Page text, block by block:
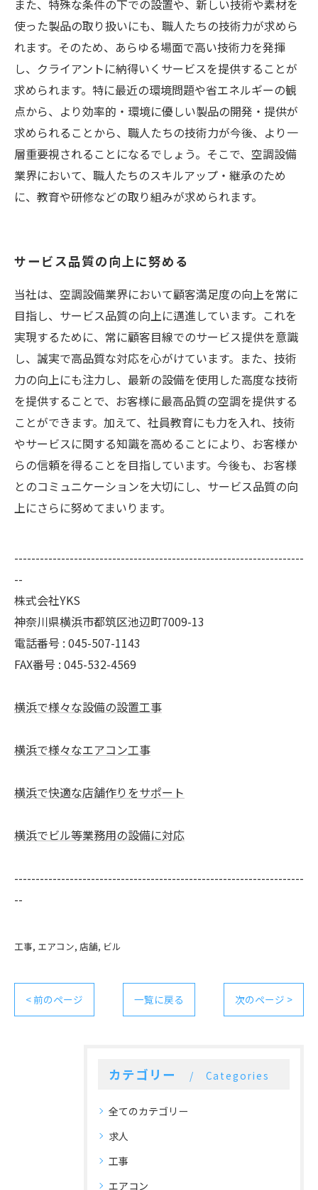
また、特殊な条件の下での設置や、新しい技術や素材を
使った製品の取り扱いにも、職人たちの技術力が求めら
れます。そのため、あらゆる場面で高い技術力を発揮
し、クライアントに納得いくサービスを提供することが
求められます。特に最近の環境問題や省エネルギーの観
点から、より効率的・環境に優しい製品の開発・提供が
求められることから、職人たちの技術力が今後、より一
層重要視されることになるでしょう。そこで、空調設備
業界において、職人たちのスキルアップ・継承のため
に、教育や研修などの取り組みが求められます。
サービス品質の向上に努める
当社は、空調設備業界において顧客満足度の向上を常に
目指し、サービス品質の向上に邁進しています。これを
実現するために、常に顧客目線でのサービス提供を意識
し、誠実で高品質な対応を心がけています。また、技術
力の向上にも注力し、最新の設備を使用した高度な技術
を提供することで、お客様に最高品質の空調を提供する
ことができます。加えて、社員教育にも力を入れ、技術
やサービスに関する知識を高めることにより、お客様か
らの信頼を得ることを目指しています。今後も、お客様
とのコミュニケーションを大切にし、サービス品質の向
上にさらに努めてまいります。
--------------------------------------------------------------------
--
株式会社YKS
神奈川県横浜市都筑区池辺町7009-13
電話番号 : 045-507-1143
FAX番号 : 045-532-4569
横浜で様々な設備の設置工事
横浜で様々なエアコン工事
横浜で快適な店舗作りをサポート
横浜でビル等業務用の設備に対応
--------------------------------------------------------------------
--
工事 エアコン 店舗 ビル
< 前のページ 一覧に戻る 次のページ >
カテゴリー Categories
全てのカテゴリー
求人
工事
エアコン